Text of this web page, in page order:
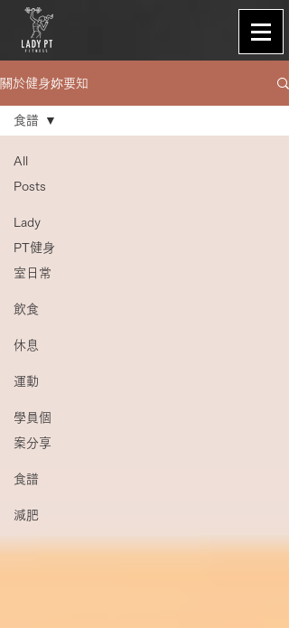
關於健身妳要知
All
Posts
Lady
PT健身
室日常
飲食
休息
運動
學員個
案分享
食譜
減肥
食譜